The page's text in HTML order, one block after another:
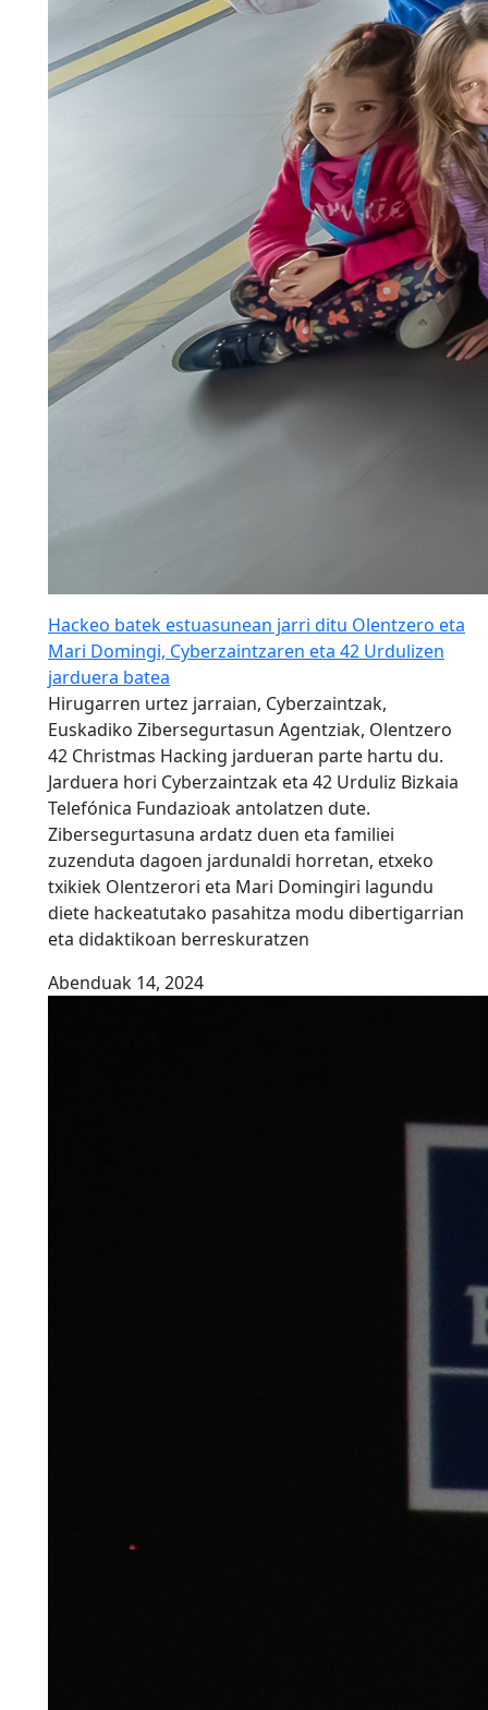
Hackeo batek estuasunean jarri ditu Olentzero eta
Mari Domingi, Cyberzaintzaren eta 42 Urdulizen
jarduera batea
Hirugarren urtez jarraian, Cyberzaintzak,
Euskadiko Zibersegurtasun Agentziak, Olentzero
42 Christmas Hacking jardueran parte hartu du.
Jarduera hori Cyberzaintzak eta 42 Urduliz Bizkaia
Telefónica Fundazioak antolatzen dute.
Zibersegurtasuna ardatz duen eta familiei
zuzenduta dagoen jardunaldi horretan, etxeko
txikiek Olentzerori eta Mari Domingiri lagundu
diete hackeatutako pasahitza modu dibertigarrian
eta didaktikoan berreskuratzen
Abenduak 14, 2024